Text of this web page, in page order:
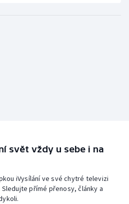
svět vždy u sebe i na
iVysílání ve své chytré televizi
přímé přenosy, články a